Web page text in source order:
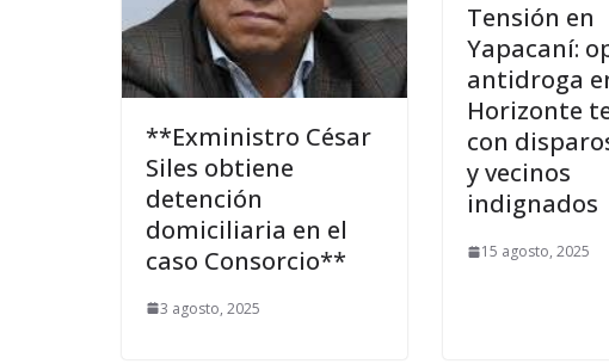
**Exministro César
Siles obtiene
detención
domiciliaria en el
caso Consorcio**
3 agosto, 2025
Tensión en
Yapacaní:
antidroga
Horizonte
con
y vecinos
indignados
15 agosto, 2025